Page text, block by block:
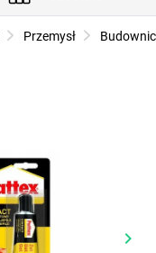
Przemysł
keyboard_arrow_right